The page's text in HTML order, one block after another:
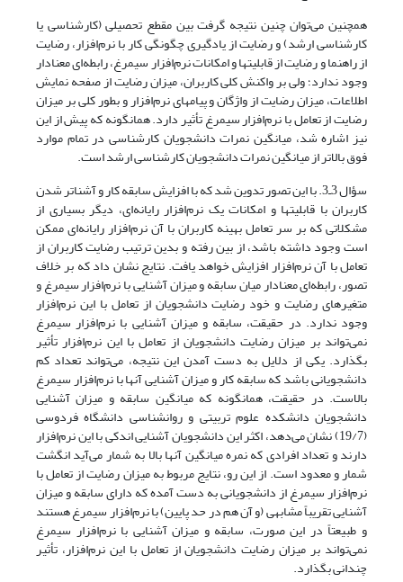
همچنین می‌توان چنین نتیجه گرفت بین مقطع تحصیلی (کارشناسی یا
کارشناسی ارشد) و رضایت از یادگیری چگونگی کار با نرم‌افزار، رضایت
از راهنما و رضایت از قابلیتها و امکانات نرم‌افزار سیمرغ، رابطه‌ای معنادار
وجود ندارد؛ ولی بر واکنش کلی کاربران، میزان رضایت از صفحه نمایش
اطلاعات، میزان رضایت از واژگان و پیامهای نرم‌افزار و بطور کلی بر میزان
رضایت از تعامل با نرم‌افزار سیمرغ تأثیر دارد. همانگونه که پیش از این
نیز اشاره شد، میانگین نمرات دانشجویان کارشناسی در تمام موارد
فوق بالاتر از میانگین نمرات دانشجویان کارشناسی ارشد است.
سؤال 3ـ3. با این تصور تدوین شد که با افزایش سابقه کار و آشناتر شدن
کاربران با قابلیتها و امکانات یک نرم‌افزار رایانه‌ای، دیگر بسیاری از
مشکلاتی که بر سر تعامل بهینه کاربران با آن نرم‌افزار رایانه‌ای ممکن
است وجود داشته باشد، از بین رفته و بدین ترتیب رضایت کاربران از
تعامل با آن نرم‌افزار افزایش خواهد یافت. نتایج نشان داد که بر خلاف
تصور، رابطه‌ای معنادار میان سابقه و میزان آشنایی با نرم‌افزار سیمرغ و
متغیرهای رضایت و خود رضایت دانشجویان از تعامل با این نرم‌افزار
وجود ندارد. در حقیقت، سابقه و میزان آشنایی با نرم‌افزار سیمرغ
نمی‌تواند بر میزان رضایت دانشجویان از تعامل با این نرم‌افزار تأثیر
بگذارد. یکی از دلایل به دست آمدن این نتیجه، می‌تواند تعداد کم
دانشجویانی باشد که سابقه کار و میزان آشنایی آنها با نرم‌افزار سیمرغ
بالاست. در حقیقت، همانگونه که میانگین سابقه و میزان آشنایی
دانشجویان دانشکده علوم تربیتی و روانشناسی دانشگاه فردوسی
(19/7) نشان می‌دهد، اکثر این دانشجویان آشنایی اندکی با این نرم‌افزار
دارند و تعداد افرادی که نمره میانگین آنها بالا به شمار می‌آید انگشت
شمار و معدود است. از این رو، نتایج مربوط به میزان رضایت از تعامل با
نرم‌افزار سیمرغ از دانشجویانی به دست آمده که دارای سابقه و میزان
آشنایی تقریباً مشابهی (و آن هم در حد پایین) با نرم‌افزار سیمرغ هستند
و طبیعتاً در این صورت، سابقه و میزان آشنایی با نرم‌افزار سیمرغ
نمی‌تواند بر میزان رضایت دانشجویان از تعامل با این نرم‌افزار، تأثیر
چندانی بگذارد.